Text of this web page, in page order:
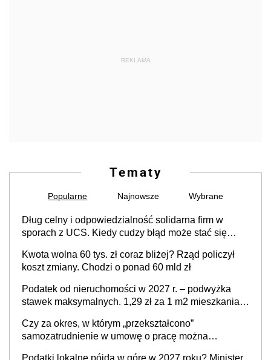
REKLAMA
Tematy
Popularne Najnowsze Wybrane
Dług celny i odpowiedzialność solidarna firm w
sporach z UCS. Kiedy cudzy błąd może stać się
Kwota wolna 60 tys. zł coraz bliżej? Rząd policzył
koszt zmiany. Chodzi o ponad 60 mld zł
Podatek od nieruchomości w 2027 r. – podwyżka
stawek maksymalnych. 1,29 zł za 1 m2 mieszkania,
prowadzeniem działalności gospodarczej
Czy za okres, w którym „przekształcono”
samozatrudnienie w umowę o pracę można